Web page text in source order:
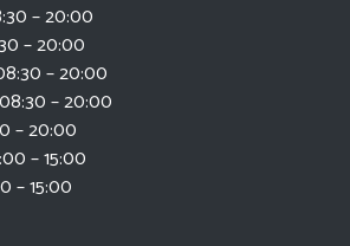
– 20:00
– 20:00
– 20:00
– 20:00
– 20:00
– 15:00
– 15:00